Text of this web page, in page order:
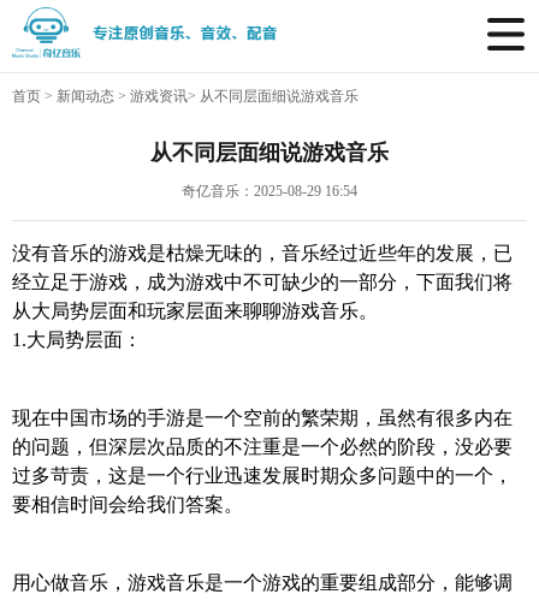
首页 > 新闻动态 > 游戏资讯> 从不同层面细说游戏音乐
从不同层面细说游戏音乐
奇亿音乐：2025-08-29 16:54
没有音乐的游戏是枯燥无味的，音乐经过近些年的发展，已
经立足于游戏，成为游戏中不可缺少的一部分，下面我们将
从大局势层面和玩家层面来聊聊游戏音乐。
1.大局势层面：
现在中国市场的手游是一个空前的繁荣期，虽然有很多内在
的问题，但深层次品质的不注重是一个必然的阶段，没必要
过多苛责，这是一个行业迅速发展时期众多问题中的一个，
要相信时间会给我们答案。
用心做音乐， 游戏音乐是一个游戏的重要组成部分，能够调